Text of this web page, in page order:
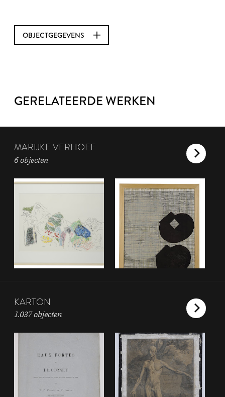
OBJECTGEGEVENS
GERELATEERDE WERKEN
MARIJKE VERHOEF
6 objecten
KARTON
1.037 objecten